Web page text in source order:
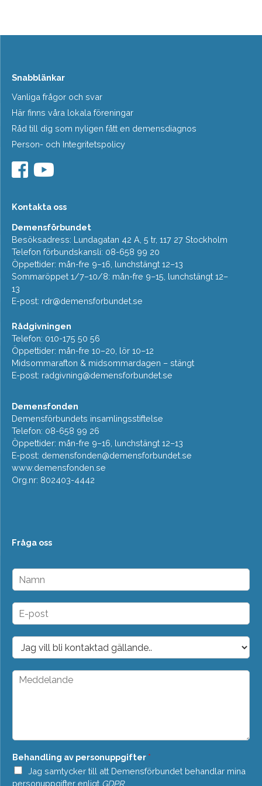
Snabblänkar
Vanliga frågor och svar
Här finns våra lokala föreningar
Råd till dig som nyligen fått en demensdiagnos
Person- och Integritetspolicy
Kontakta oss
Demensförbundet
Besöksadress: Lundagatan 42 A, 5 tr, 117 27 Stockholm
Telefon förbundskansli: 08-658 99 20
Öppettider: mån-fre 9–16, lunchstängt 12–13
Sommaröppet 1/7–10/8: mån-fre 9–15, lunchstängt 12–
13
E-post: rdr@demensforbundet.se
Rådgivningen
Telefon: 010-175 50 56
Öppettider: mån-fre 10–20, lör 10–12
Midsommarafton & midsommardagen – stängt
E-post: radgivning@demensforbundet.se
Demensfonden
Demensförbundets insamlingsstiftelse
Telefon: 08-658 99 26
Öppettider: mån-fre 9–16, lunchstängt 12–13
E-post: demensfonden@demensforbundet.se
www.demensfonden.se
Org.nr: 802403-4442
Fråga oss
N
m
n
E
p
o
t
*
D
o
p
M
a
d
e
*
Behandling av personuppgifter *
Jag samtycker till att Demensförbundet behandlar mina
personuppgifter enligt GDPR.